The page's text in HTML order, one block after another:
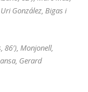
González, Bigas i
86′), Monjonell,
Gerard